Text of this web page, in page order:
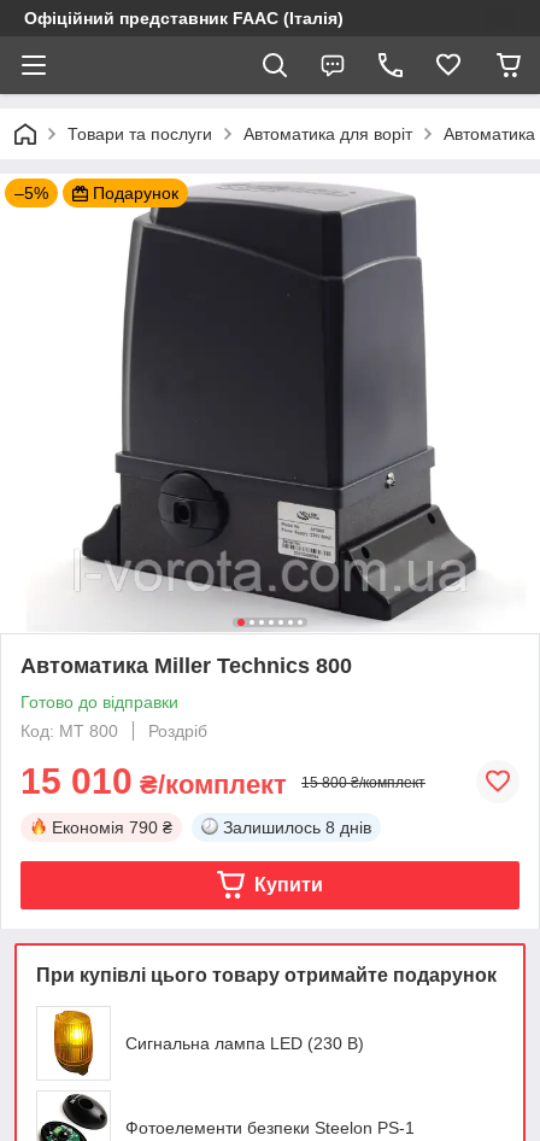
Офіційний представник FAAC (Італія)
Товари та послуги Автоматика для воріт Автоматика
–5% Подарунок
Автоматика Miller Technics 800
Готово до відправки
Код: MT 800
Роздріб
15 010 ₴/комплект 15 800 ₴/комплект
Економія 790 ₴ Залишилось 8 днів
Купити
При купівлі цього товару отримайте подарунок
Сигнальна лампа LED (230 В)
Фотоелементи безпеки Steelon PS-1